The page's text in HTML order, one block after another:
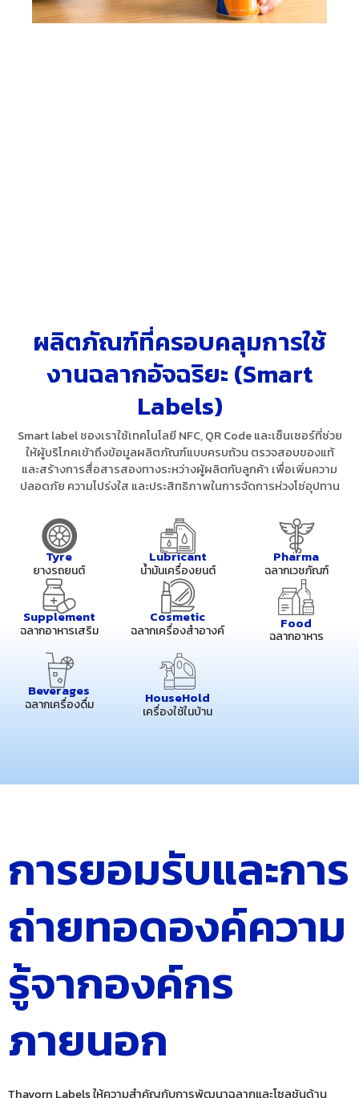
ผลิตภัณฑ์ที่ครอบคลุมการใช้
งานฉลากอัจฉริยะ (Smart
Labels)
Smart label ชองเราใช้เทคโนโลยี NFC, QR Code และเซ็นเซอร์ที่ช่วย
ให้ผู้บริโภคเข้าถึงข้อมูลผลิตภัณฑ์แบบครบถ้วน ตรวจสอบของแท้
และสร้างการสื่อสารสองทางระหว่างผู้ผลิตกับลูกค้า เพื่อเพิ่มความ
ปลอดภัย ความโปร่งใส และประสิทธิภาพในการจัดการห่วงโซ่อุปทาน
Tyre
ยางรถยนต์
Lubricant
น้ำมันเครื่องยนต์
Pharma
ฉลากเวชภัณฑ์
Supplement
ฉลากอาหารเสริม
Cosmetic
ฉลากเครื่องสำอางค์ Food
ฉลากอาหาร
Beverages
ฉลากเครื่องดื่ม HouseHold
เครื่องใช้ในบ้าน
การยอมรับและการ
ถ่ายทอดองค์ความ
รู้จากองค์กร
ภายนอก
Thavorn Labels ให้ความสำคัญกับการพัฒนาฉลากและโซลูชันด้าน